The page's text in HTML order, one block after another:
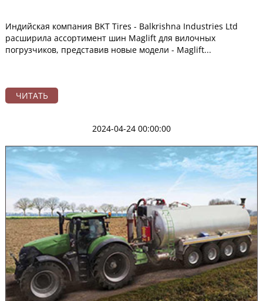
Индийская компания BKT Tires - Balkrishna Industries Ltd
расширила ассортимент шин Maglift для вилочных
погрузчиков, представив новые модели - Maglift...
ЧИТАТЬ
2024-04-24 00:00:00